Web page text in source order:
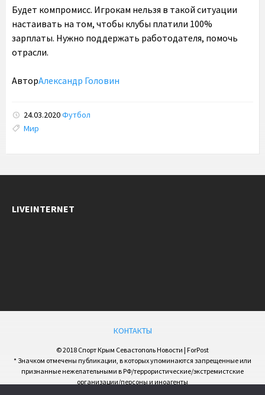
Будет компромисс. Игрокам нельзя в такой ситуации
настаивать на том, чтобы клубы платили 100%
зарплаты. Нужно поддержать работодателя, помочь
отрасли.
АвторАлександр Головин
24.03.2020Футбол
Tags:
Мир
LIVEINTERNET
КОНТАКТЫ
© 2018 Спорт Крым Севастополь Новости | ForPost
* Значком отмечены публикации, в которых упоминаются запрещенные или
признанные нежелательными в РФ/террористические/экстремистские
организации/персоны и иноагенты